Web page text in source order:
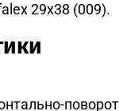
29х38 (009).